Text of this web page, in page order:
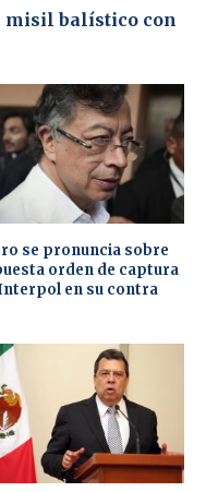
misil balístico con
se pronuncia sobre
orden de captura
en su contra